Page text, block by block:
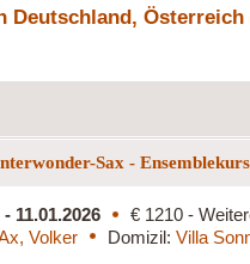
Deutschland,
Sax -
11.01.2026
€ 1210 -
Volker Domizil: Villa